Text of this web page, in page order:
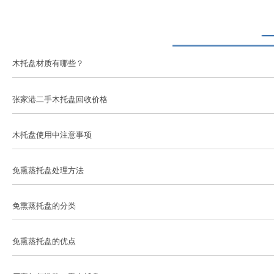
木托盘材质有哪些？
张家港二手木托盘回收价格
木托盘使用中注意事项
免熏蒸托盘处理方法
免熏蒸托盘的分类
免熏蒸托盘的优点